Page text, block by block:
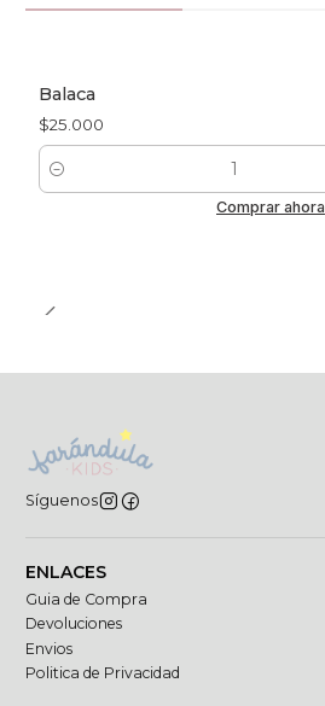
Balaca
$25.000
Cantidad
Comprar ahora
Síguenos
ENLACES
Guia de Compra
Devoluciones
Envios
Politica de Privacidad